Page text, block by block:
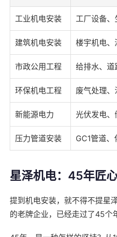
工业机电安装 工厂设备、
建筑机电安装 楼宇机电、
市政公用工程 给排水、道
环保机电工程 废气处理
新能源电力 光伏发电、
压力管道安装 GC1管道
星泽机电：45年匠
提到机电安装，就不得不提星
的老牌企业，已经走过了45个